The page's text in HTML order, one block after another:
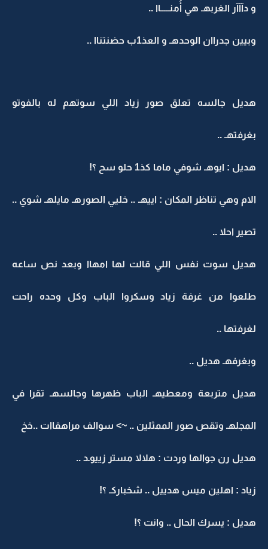
و دآآآر الغربهـ هي أُمنـــــاا ..
وبيين جدراان الوحدهـ و العذ1ب حضنتناا ..
هديل جالسه تعلق صور زياد اللي سوتهم له بالفوتو
بغرفتهـ ..
هديل : ايوهـ شوفي ماما كذ1 حلو سح ؟!
الام وهي تناظر المكان : اييهـ .. خليي الصورهـ مايلهـ شوي ..
تصير احلا ..
هديل سوت نفس اللي قالت لها امهاا وبعد نص ساعه
طلعوا من غرفة زياد وسكروا الباب وكل وحده راحت
لغرفتها ..
وبغرفهـ هديل ..
هديل متربعة ومعطيهـ الباب ظهرها وجالسهـ تقرا في
المجلهـ وتقص صور الممثلين .. ~> سوالف مراهقاات ..خخ
هديل رن جوالها وردت : هلالا مستر زييوـد ..
زياد : اهلين ميس هدييل .. شخباركـ ؟!
هديل : يسرك الحال .. وانت ؟!